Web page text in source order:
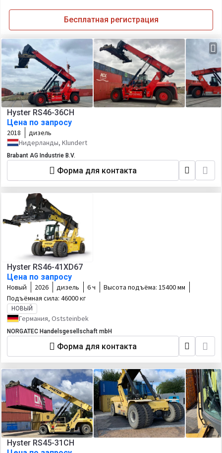
Бесплатная регистрация
Hyster RS46-36CH
Цена по запросу
2018
дизель
Нидерланды, Klundert
Brabant AG Industrie B.V.
Форма для контакта
Hyster RS46-41XD67
Цена по запросу
Новый 2026 дизель 6 ч Высота подъёма: 15400 мм
Подъёмная сила: 46000 кг
НОВЫЙ
Германия, Oststeinbek
NORGATEC Handelsgesellschaft mbH
Форма для контакта
Hyster RS45-31CH